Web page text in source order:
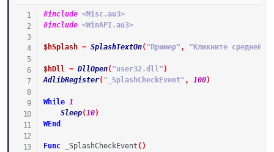
#include <Misc.au3>
#include <WinAPI.au3>
$hSplash = SplashTextOn( "Пример" , "Кликните средней
$hDll = DllOpen( "user32.dll" )
AdlibRegister( "_SplashCheckEvent" , 100)
While 1
Sleep(10)
WEnd
Func _SplashCheckEvent ( )